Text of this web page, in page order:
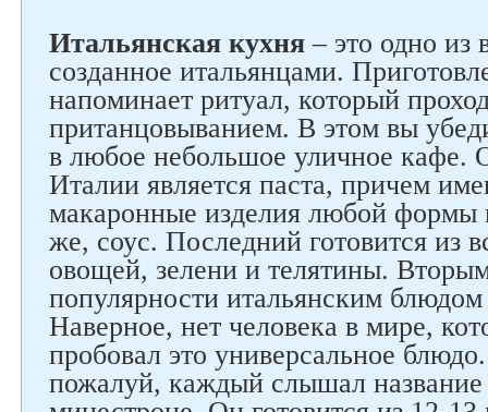
Итальянская кухня – это одно из
созданное итальянцами.
напоминает ритуал, который
пританцовыванием. В этом вы
в любое небольшое уличное кафе.
Италии является паста, причем
макаронные изделия любой формы
же, соус. Последний готовится из
овощей, зелени и телятины.
популярности итальянским блюдом
Наверное, нет человека в мире,
пробовал это универсальное
пожалуй, каждый слышал